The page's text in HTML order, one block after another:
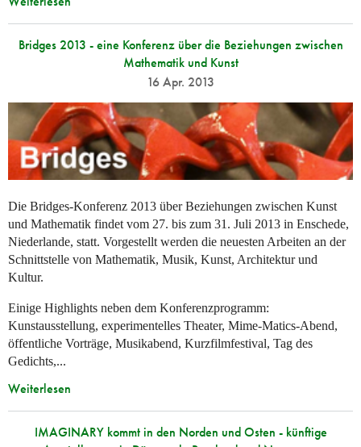
Bridges 2013 - eine Konferenz über die Beziehungen zwischen
Mathematik und Kunst
16 Apr. 2013
Die Bridges-Konferenz 2013 über Beziehungen zwischen Kunst
und Mathematik findet vom 27. bis zum 31. Juli 2013 in Enschede,
Niederlande, statt. Vorgestellt werden die neuesten Arbeiten an der
Schnittstelle von Mathematik, Musik, Kunst, Architektur und
Kultur.
Einige Highlights neben dem Konferenzprogramm:
Kunstausstellung, experimentelles Theater, Mime-Matics-Abend,
öffentliche Vorträge, Musikabend, Kurzfilmfestival, Tag des
Gedichts,...
Weiterlesen
IMAGINARY kommt in den Norden und Osten - künftige